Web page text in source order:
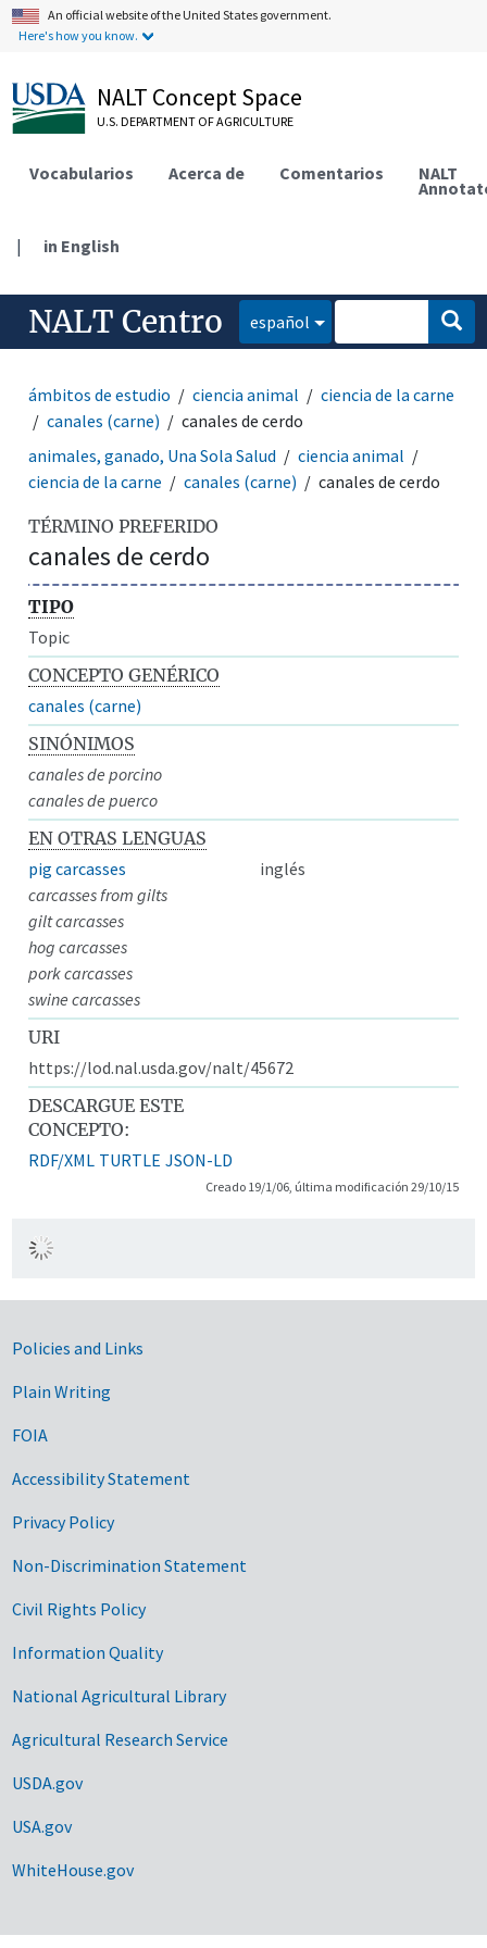
An official website of the United States government.
Here's how you know.
NALT Concept Space
U.S. DEPARTMENT OF AGRICULTURE
Vocabularios Acerca de Comentarios NALT
| in English
NALT Centro español
ámbitos de estudio ciencia animal
ciencia de la carne
canales (carne)
canales de cerdo
animales, ganado, Una Sola Salud
ciencia animal
ciencia de la carne
canales (carne) canales de cerdo
TÉRMINO PREFERIDO
canales de cerdo
TIPO
Topic
CONCEPTO GENÉRICO
canales (carne)
SINÓNIMOS
canales de porcino
canales de puerco
EN OTRAS LENGUAS
pig carcasses
inglés
carcasses from gilts
gilt carcasses
hog carcasses
pork carcasses
swine carcasses
URI
https://lod.nal.usda.gov/nalt/45672
DESCARGUE ESTE
CONCEPTO:
RDF/XML TURTLE JSON-LD
Creado 19/1/06, última modificación 29/10/15
Government Links
Policies and Links
Plain Writing
FOIA
Accessibility Statement
Privacy Policy
Non-Discrimination Statement
Civil Rights Policy
Information Quality
National Agricultural Library
Agricultural Research Service
USDA.gov
USA.gov
WhiteHouse.gov